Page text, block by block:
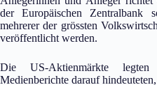
der Europäischen Zentralbank
mehrerer der grössten
veröffentlicht werden.
Die US-Aktienmärkte
Medienberichte darauf